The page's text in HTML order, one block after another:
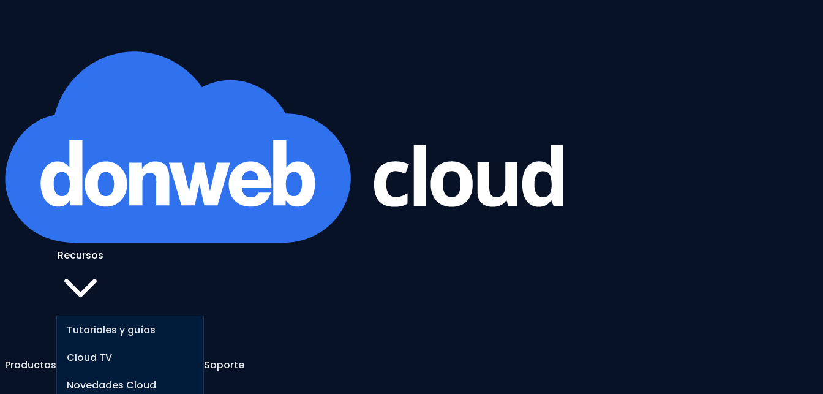
Productos
Recursos
Tutoriales y guías
Cloud TV
Novedades Cloud
Soporte